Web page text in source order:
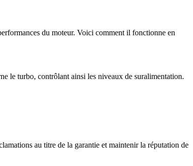
du moteur. Voici comment il fonctionne en
le turbo, contrôlant ainsi les niveaux de suralimentation.
au titre de la garantie et maintenir la réputation de